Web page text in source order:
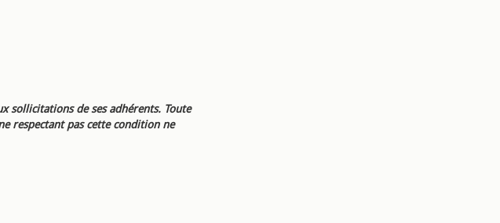
sollicitations de ses adhérents. Toute
respectant pas cette condition ne